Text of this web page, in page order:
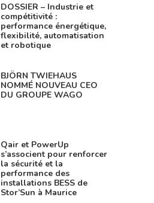
DOSSIER – Industrie et
compétitivité :
performance énergétique,
flexibilité, automatisation
et robotique
BJÖRN TWIEHAUS
NOMMÉ NOUVEAU CEO
DU GROUPE WAGO
Qair et PowerUp
s’associent pour renforcer
la sécurité et la
performance des
installations BESS de
Stor’Sun à Maurice